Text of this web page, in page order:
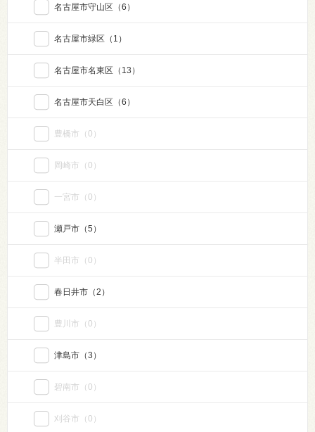
名古屋市守山区 （6）
名古屋市緑区 （1）
名古屋市名東区 （13）
名古屋市天白区 （6）
豊橋市 （0）
岡崎市 （0）
一宮市 （0）
瀬戸市 （5）
半田市 （0）
春日井市 （2）
豊川市 （0）
津島市 （3）
碧南市 （0）
刈谷市 （0）